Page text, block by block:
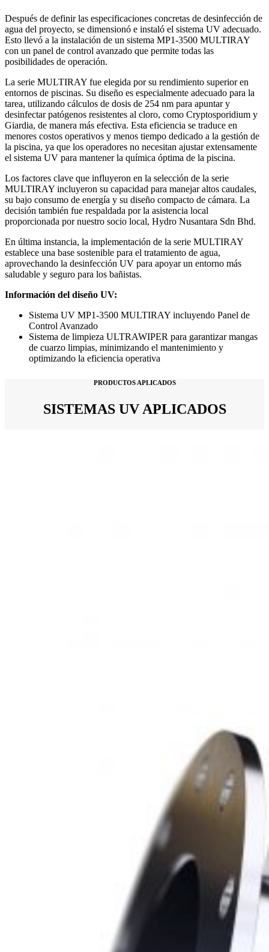
Después de definir las especificaciones concretas de desinfección de
agua del proyecto, se dimensionó e instaló el sistema UV adecuado.
Esto llevó a la instalación de un sistema MP1-3500 MULTIRAY
con un panel de control avanzado que permite todas las
posibilidades de operación.
La serie MULTIRAY fue elegida por su rendimiento superior en
entornos de piscinas. Su diseño es especialmente adecuado para la
tarea, utilizando cálculos de dosis de 254 nm para apuntar y
desinfectar patógenos resistentes al cloro, como Cryptosporidium y
Giardia, de manera más efectiva. Esta eficiencia se traduce en
menores costos operativos y menos tiempo dedicado a la gestión de
la piscina, ya que los operadores no necesitan ajustar extensamente
el sistema UV para mantener la química óptima de la piscina.
Los factores clave que influyeron en la selección de la serie
MULTIRAY incluyeron su capacidad para manejar altos caudales,
su bajo consumo de energía y su diseño compacto de cámara. La
decisión también fue respaldada por la asistencia local
proporcionada por nuestro socio local, Hydro Nusantara Sdn Bhd.
En última instancia, la implementación de la serie MULTIRAY
establece una base sostenible para el tratamiento de agua,
aprovechando la desinfección UV para apoyar un entorno más
saludable y seguro para los bañistas.
Información del diseño UV:
Sistema UV MP1-3500 MULTIRAY incluyendo Panel de
Control Avanzado
Sistema de limpieza ULTRAWIPER para garantizar mangas
de cuarzo limpias, minimizando el mantenimiento y
optimizando la eficiencia operativa
PRODUCTOS APLICADOS
SISTEMAS UV APLICADOS